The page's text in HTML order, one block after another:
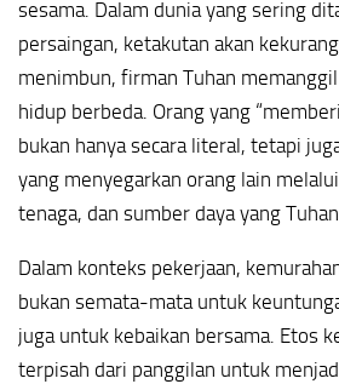
sesama. Dalam dunia yang sering
persaingan, ketakutan akan
menimbun, firman Tuhan
hidup berbeda. Orang yang
bukan hanya secara literal, tetapi
yang menyegarkan orang lain
tenaga, dan sumber daya yang
Dalam konteks pekerjaan,
bukan semata-mata untuk
juga untuk kebaikan bersama. Etos
terpisah dari panggilan untuk